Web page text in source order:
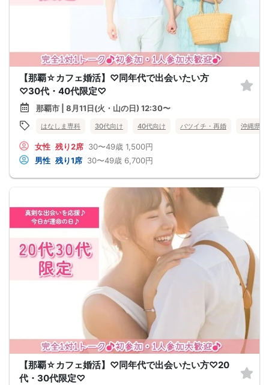
【那覇☆カフェ婚活】♡同年代で出会いたい方
♡30代・40代限定♡
那覇市 | 8月11日(火・山の日) 12:30〜
はなしま専科 30代向け 40代向け バツイチ・再婚 沖縄県
女性 残り2席 30〜49歳 1,500円
男性 残り1席 30〜49歳 6,700円
【那覇☆カフェ婚活】♡同年代で出会いたい方♡20
代・30代限定♡